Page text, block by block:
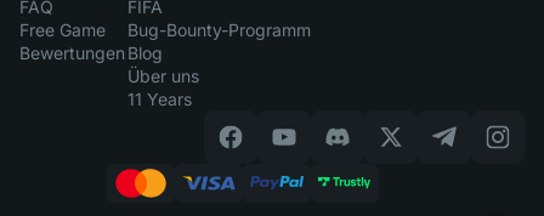
FAQ
Free Game
Bewertungen
FIFA
Bug-Bounty-Programm
Blog
Über uns
11 Years